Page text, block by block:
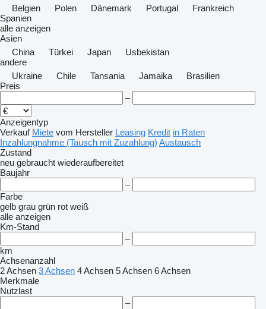
Belgien
Polen Dänemark Portugal
Frankreich
Spanien
alle anzeigen
Asien
China
Türkei Japan
Usbekistan
andere
Ukraine
Chile Tansania Jamaika
Brasilien
Preis
–
Anzeigentyp
Verkauf Miete vom Hersteller Leasing Kredit in Raten
Inzahlungnahme (Tausch mit Zuzahlung) Austausch
Zustand
neu gebraucht wiederaufbereitet
Baujahr
–
Farbe
gelb grau grün rot weiß
alle anzeigen
Km-Stand
–
km
Achsenanzahl
2 Achsen 3 Achsen 4 Achsen 5 Achsen 6 Achsen
Merkmale
Nutzlast
–